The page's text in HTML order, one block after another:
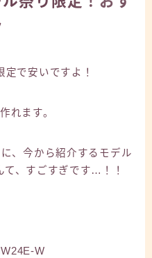
定で安いですよ！
れます。
、今から紹介するモデル
て、すごすぎです…！！
W